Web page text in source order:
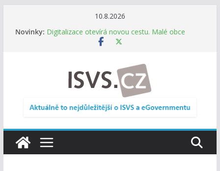
10.8.2026
Novinky: Digitalizace otevírá novou cestu. Malé obce
nemusí zanikat, mohou více spolupracovat
DIA: Informační systém dlouhodobého řízení
(ISDŘ) je od července v plném provozu
RVIS – Výbor pro architekturu a řízení ICT
zveřejnil materiály z nového jednání
Informace o obcích vždy po ruce. SMS ČR spouští